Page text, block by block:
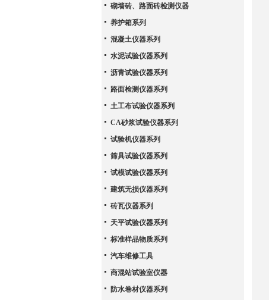
砌墙砖、路面砖检测仪器
养护箱系列
混凝土仪器系列
水泥试验仪器系列
沥青试验仪器系列
路面检测仪器系列
土工布试验仪器系列
CA砂浆试验仪器系列
试验机仪器系列
筛具试验仪器系列
试模试验仪器系列
建筑无损仪器系列
砖瓦仪器系列
天平试验仪器系列
标准样品物质系列
汽车维修工具
商混站试验室仪器
防水卷材仪器系列